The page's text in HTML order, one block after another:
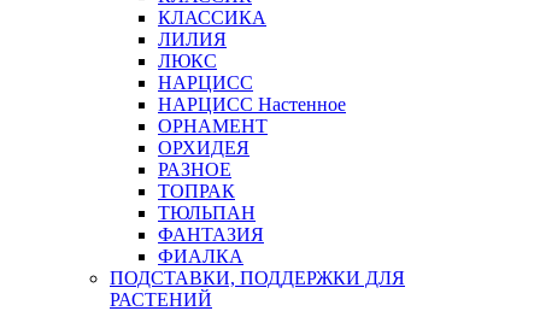
КЛАССИКА
ЛИЛИЯ
ЛЮКС
НАРЦИСС
НАРЦИСС Настенное
ОРНАМЕНТ
ОРХИДЕЯ
РАЗНОЕ
ТОПРАК
ТЮЛЬПАН
ФАНТАЗИЯ
ФИАЛКА
ПОДСТАВКИ, ПОДДЕРЖКИ ДЛЯ
РАСТЕНИЙ